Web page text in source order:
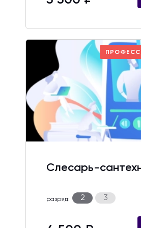
Слесарь-
разряд: 2 3